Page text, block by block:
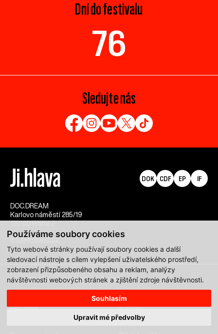
Používáme soubory cookies
Tyto webové stránky používají soubory cookies a další
sledovací nástroje s cílem vylepšení uživatelského prostředí,
zobrazení přizpůsobeného obsahu a reklam, analýzy
návštěvnosti webových stránek a zjištění zdroje návštěvnosti.
Souhlasím
Upravit mé předvolby
Dní do festivalu
76
Sledujte nás
DOC.DREAM​
Karlovo náměstí 285/19
info@ji-hlava.cz
DOK CDF EP IF
O násCeloroční aktivityFestivalIndustryPress
Kdo jsme
Kontakt
Pracovní příležitosti